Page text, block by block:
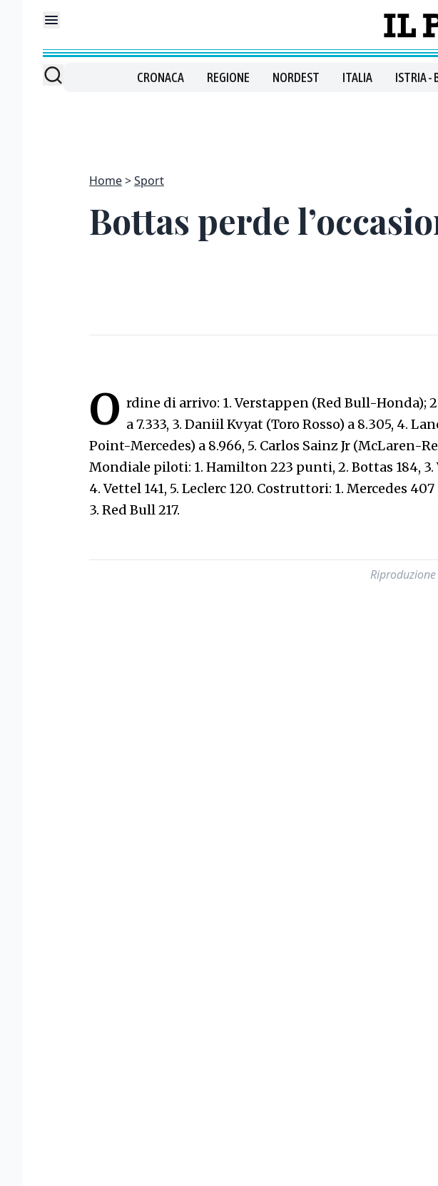
CRONACA REGIONE NORDEST ITALIA ISTRIA -
Home Sport
Bottas perde
O rdine di arrivo: 1. Verstappen (Red Bull-Honda);
a 7.333, 3. Daniil Kvyat (Toro Rosso) a 8.305, 4.
Point-Mercedes) a 8.966, 5. Carlos Sainz Jr (McLaren-
Mondiale piloti: 1. Hamilton 223 punti, 2. Bottas 184, 3.
4. Vettel 141, 5. Leclerc 120. Costruttori: 1. Mercedes 407
3. Red Bull 217.